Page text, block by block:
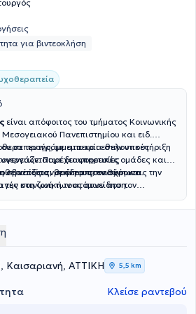
για βιντεοκλήση
είναι απόφοιτος του τμήματος Κοινωνικής
Πανεπιστημίου και ειδ.
με εμπειρία στην υποστήριξη
Παρέχει υπηρεσίες
με έδρα στον Βύρωνα.
σε προγράμματα και εθελοντικές
με διαφορετικές ομάδες και
σε νέους ανθρώπους, ενισχύοντας την
την κοινωνική τους συνείδηση.
βασίζεται στην εμπιστοσύνη και
στη ζωή των ατόμων που τον
Καισαριανή, ΑΤΤΙΚΗ 5,5 km
Κλείσε ραντεβού